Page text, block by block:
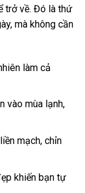
trở về. Đó là thứ
mà không cần
làm cả
vào mùa lạnh,
mạch, chỉn
khiến bạn tự